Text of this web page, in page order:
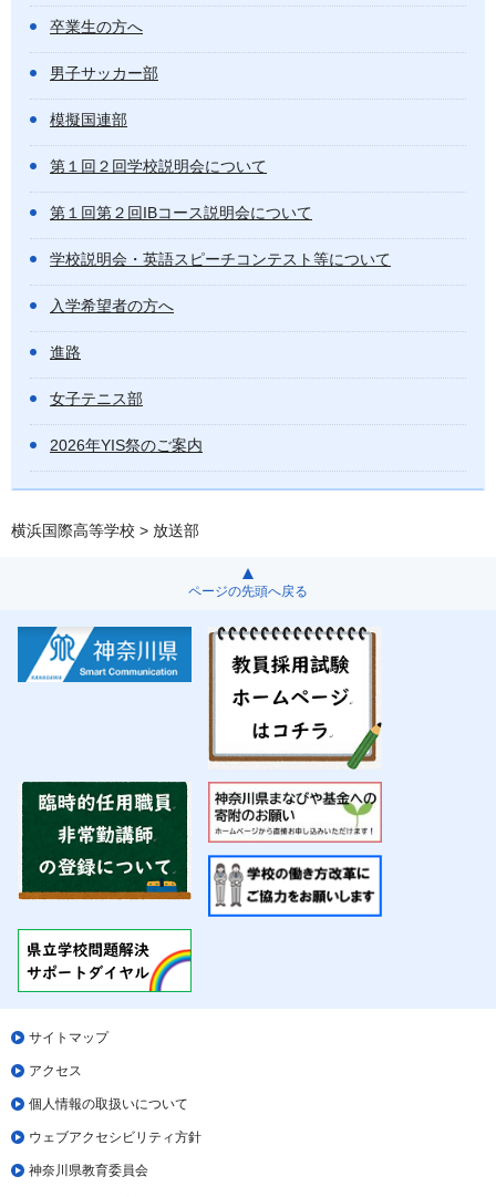
卒業生の方へ
男子サッカー部
模擬国連部
第１回２回学校説明会について
第１回第２回IBコース説明会について
学校説明会・英語スピーチコンテスト等について
入学希望者の方へ
進路
女子テニス部
2026年YIS祭のご案内
横浜国際高等学校 > 放送部
ページの先頭へ戻る
サイトマップ
アクセス
個人情報の取扱いについて
ウェブアクセシビリティ方針
神奈川県教育委員会